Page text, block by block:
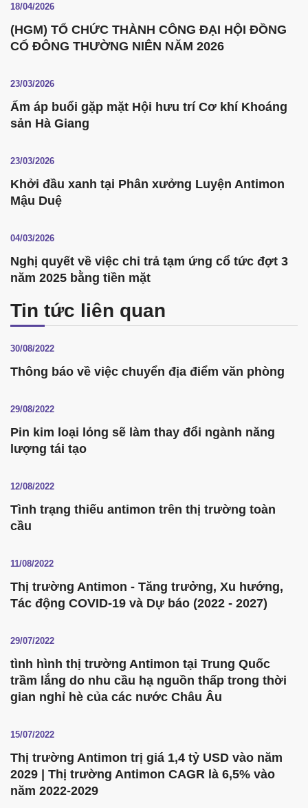
18/04/2026
(HGM) TỔ CHỨC THÀNH CÔNG ĐẠI HỘI ĐỒNG
CỔ ĐÔNG THƯỜNG NIÊN NĂM 2026
23/03/2026
Ấm áp buổi gặp mặt Hội hưu trí Cơ khí Khoáng
sản Hà Giang
23/03/2026
Khởi đầu xanh tại Phân xưởng Luyện Antimon
Mậu Duệ
04/03/2026
Nghị quyết về việc chi trả tạm ứng cổ tức đợt 3
năm 2025 bằng tiền mặt
Tin tức liên quan
30/08/2022
Thông báo về việc chuyển địa điểm văn phòng
29/08/2022
Pin kim loại lỏng sẽ làm thay đổi ngành năng
lượng tái tạo
12/08/2022
Tình trạng thiếu antimon trên thị trường toàn
cầu
11/08/2022
Thị trường Antimon - Tăng trưởng, Xu hướng,
Tác động COVID-19 và Dự báo (2022 - 2027)
29/07/2022
tình hình thị trường Antimon tại Trung Quốc
trầm lắng do nhu cầu hạ nguồn thấp trong thời
gian nghỉ hè của các nước Châu Âu
15/07/2022
Thị trường Antimon trị giá 1,4 tỷ USD vào năm
2029 | Thị trường Antimon CAGR là 6,5% vào
năm 2022-2029